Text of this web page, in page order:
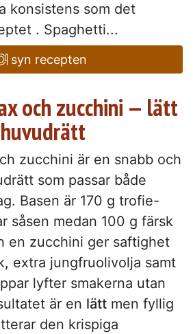
konsistens som det
. Spaghetti...
syn recepten
och zucchini — lätt
zucchini är en snabb och
som passar både
Basen är 170 g trofie-
såsen medan 100 g färsk
en zucchini ger saftighet
extra jungfruolivolja samt
lyfter smakerna utan
är en lätt men fyllig
den krispiga